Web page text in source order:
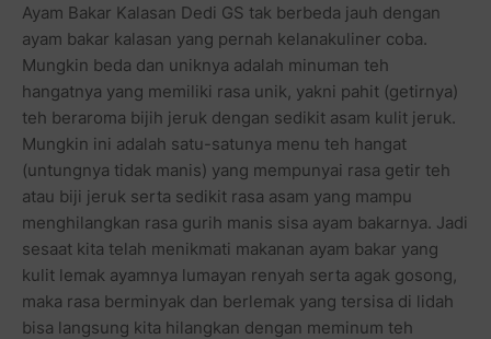
Ayam Bakar Kalasan Dedi GS tak berbeda jauh dengan
ayam bakar kalasan yang pernah kelanakuliner coba.
Mungkin beda dan uniknya adalah minuman teh
hangatnya yang memiliki rasa unik, yakni pahit (getirnya)
teh beraroma bijih jeruk dengan sedikit asam kulit jeruk.
Mungkin ini adalah satu-satunya menu teh hangat
(untungnya tidak manis) yang mempunyai rasa getir teh
atau biji jeruk serta sedikit rasa asam yang mampu
menghilangkan rasa gurih manis sisa ayam bakarnya. Jadi
sesaat kita telah menikmati makanan ayam bakar yang
kulit lemak ayamnya lumayan renyah serta agak gosong,
maka rasa berminyak dan berlemak yang tersisa di lidah
bisa langsung kita hilangkan dengan meminum teh